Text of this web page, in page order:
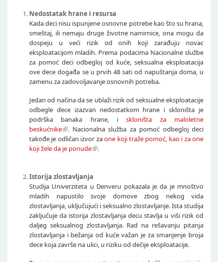
Nedostatak hrane i resursa
Kada deci nisu ispunjene osnovne potrebe kao što su hrana,
smeštaj, ili nemaju druge životne namirnice, ona mogu da
dospeju u veći rizik od onih koji zarađuju novac
eksploatacijom mladih. Prema podacima Nacionalne službe
za pomoć deci odbegloj od kuće, seksualna eksploatacija
ove dece događa se u prvih 48 sati od napuštanja doma, u
zamenu za zadovoljavanje osnovnih potreba.
Jedan od načina da se ublaži rizik od seksualne eksploatacije
odbegle dece izazvan nedostatkom hrane i skloništa je
podrška banaka hrane, iskloništa za maloletne
beskućnike
. Nacionalna služba za pomoć odbegloj deci
takođe je odličan izvor zaone koji traže pomoć, kao i za one
koji žele da je ponude
.
Istorija zlostavljanja
Studija Univerziteta u Denveru pokazala je da je mnoštvo
mladih napustilo svoje domove zbog nekog vida
zlostavljanja, uključujući i seksualno zlostavljanje. Ista studija
zaključuje da istorija zlostavljanja decu stavlja u viši rizik od
daljeg seksualnog zlostavljanja. Rad na rešavanju pitanja
zlostavljanja i bežanja od kuće važan je za smanjenje broja
dece koja završe na ulici, u riziku od dečije eksploatacije.